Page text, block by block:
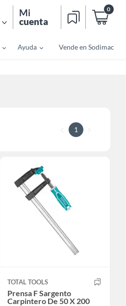
Mi
cuenta
0
Ayuda Vende en Sodimac
1
TOTAL TOOLS
Prensa F Sargento
Carpintero De 50 X 200